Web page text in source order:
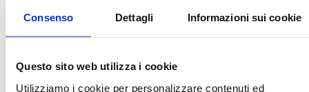
Consenso Dettagli Informazioni sui cookie
Questo sito web utilizza i cookie
Utilizziamo i cookie per personalizzare contenuti ed
Alcune ricette prevedono una salsa molto
densa aggiungendo ancora pinoli e mollica di
salsa più delicata e fluida che esalta i sapori
dei vari pesci utilizzati.